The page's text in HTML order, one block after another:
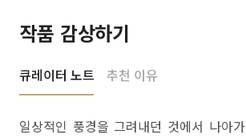
작품 감상하기
큐레이터 노트 추천 이유
일상적인 풍경을 그려내던 것에서 나아